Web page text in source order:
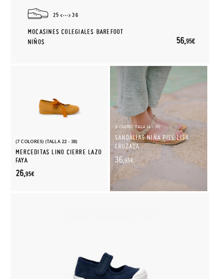
25 36
MOCASINES COLEGIALES BAREFOOT
NIÑOS
56,95€
(7 COLORES) (TALLA 22 - 38)
MERCEDITAS LINO CIERRE LAZO
FAYA
26,95€
(6 COLORES) (TALLA 24 - 39)
SANDALIAS NIÑA PIEL LISA
CRUZADA
36, 95€